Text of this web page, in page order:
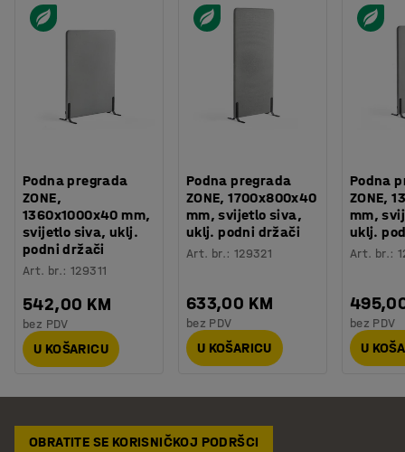
Podna pregrada
ZONE,
1360x1000x40 mm,
svijetlo siva, uklj.
podni držači
Art. br.:129311
542,00 KM
bez PDV
U KOŠARICU
Podna pregrada
ZONE, 1700x800x40
mm, svijetlo siva,
uklj. podni držači
Art. br.: 129321
633,00 KM
bez PDV
U KOŠARICU
Podna
ZONE,
mm,
uklj.
Art. br.:
bez PDV
U
OBRATITE SE KORISNIČKOJ PODRŠCI